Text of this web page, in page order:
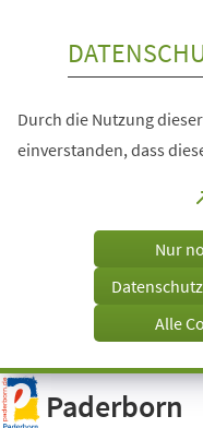
Visuelle
Assistenzsoftware
öffnen.
Durch die Nutzung
einverstanden, dass
Nur
Alle
Paderborn